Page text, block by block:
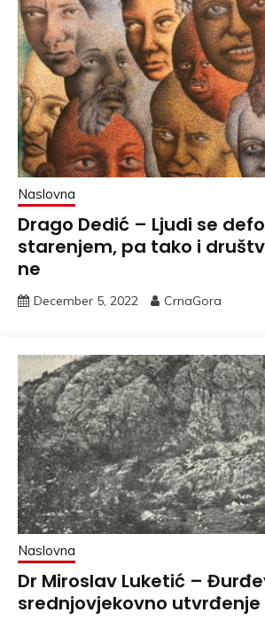
Naslovna
Drago Dedić – Ljudi se
starenjem, pa tako i
ne
December 5, 2022 CrnaGora
Naslovna
Dr Miroslav Luketić –
srednjovjekovno